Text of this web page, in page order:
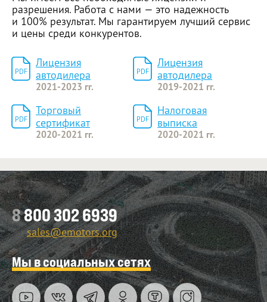
Дополнительные комментарии
Оставить заявку
разрешения. Работа с нами — это надежность
и 100% результат. Мы гарантируем лучший сервис
и цены среди конкурентов.
PDF
Лицензия
автодилера
2021-2023 гг.
PDF
Лицензия
автодилера
2019-2021 гг.
PDF
Торговый
сертификат
2020-2021 гг.
PDF
Налоговая
выписка
2020-2021 гг.
8800 302 6939
sales@emotors.org
Мы в социальных сетях